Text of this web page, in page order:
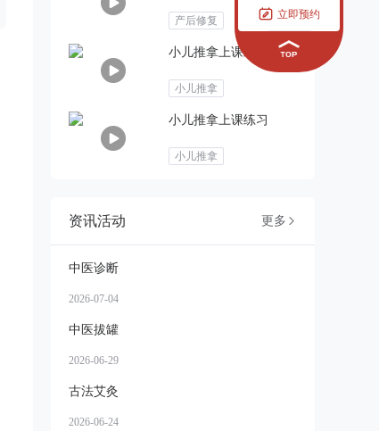
 立即预约
产后修复
小儿推拿上课练习
小儿推拿
小儿推拿上课练习
小儿推拿
资讯活动 更多 
中医诊断
2026-07-04
中医拔罐
2026-06-29
古法艾灸
2026-06-24